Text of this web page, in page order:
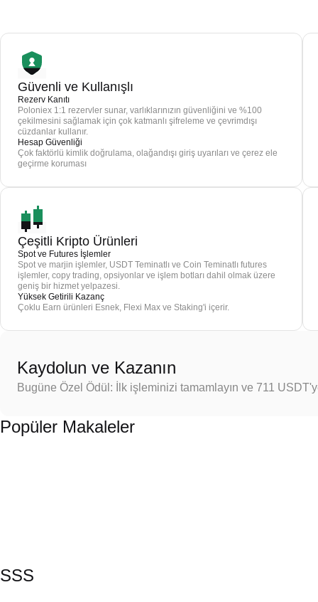
Güvenli ve Kullanışlı
Rezerv Kanıtı
Poloniex 1:1 rezervler sunar, varlıklarınızın güvenliğini ve %100
çekilmesini sağlamak için çok katmanlı şifreleme ve çevrimdışı
cüzdanlar kullanır.
Hesap Güvenliği
Çok faktörlü kimlik doğrulama, olağandışı giriş uyarıları ve çerez ele
geçirme koruması
Çeşitli Kripto Ürünleri
Spot ve Futures İşlemler
Spot ve marjin işlemler, USDT Teminatlı ve Coin Teminatlı futures
işlemler, copy trading, opsiyonlar ve işlem botları dahil olmak üzere
geniş bir hizmet yelpazesi.
Yüksek Getirili Kazanç
Çoklu Earn ürünleri Esnek, Flexi Max ve Staking'i içerir.
Kaydolun ve Kazanın
Bugüne Özel Ödül: İlk işleminizi tamamlayın ve 711
Popüler Makaleler
SSS